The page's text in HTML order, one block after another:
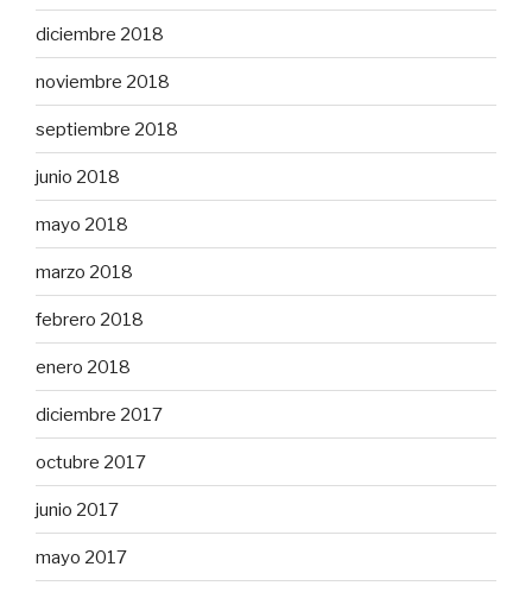
diciembre 2018
noviembre 2018
septiembre 2018
junio 2018
mayo 2018
marzo 2018
febrero 2018
enero 2018
diciembre 2017
octubre 2017
junio 2017
mayo 2017